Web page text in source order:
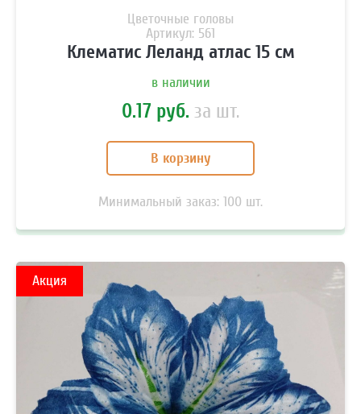
Цветочные головы
Артикул: 561
Клематис Леланд атлас 15 см
в наличии
0.17 руб. за шт.
В корзину
Минимальный заказ: 100 шт.
Акция